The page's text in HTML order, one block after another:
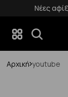
Νέες
Αρχική youtube